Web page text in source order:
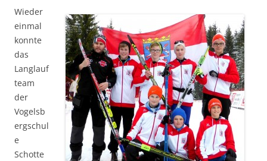
Wieder
einmal
konnte
das
Langlauf
team
der
Vogelsb
ergschul
e
Schotte